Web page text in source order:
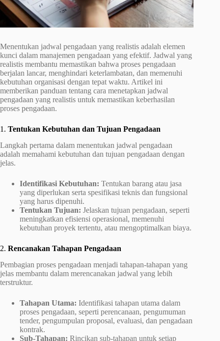
Menentukan jadwal pengadaan yang realistis adalah elemen
kunci dalam manajemen pengadaan yang efektif. Jadwal yang
realistis membantu memastikan bahwa proses pengadaan
berjalan lancar, menghindari keterlambatan, dan memenuhi
kebutuhan organisasi dengan tepat waktu. Artikel ini
memberikan panduan tentang cara menetapkan jadwal
pengadaan yang realistis untuk memastikan keberhasilan
proses pengadaan.
1. Tentukan Kebutuhan dan Tujuan Pengadaan
Langkah pertama dalam menentukan jadwal pengadaan
adalah memahami kebutuhan dan tujuan pengadaan dengan
jelas.
Identifikasi Kebutuhan: Tentukan barang atau jasa
yang diperlukan serta spesifikasi teknis dan fungsional
yang harus dipenuhi.
Tentukan Tujuan: Jelaskan tujuan pengadaan, seperti
meningkatkan efisiensi operasional, memenuhi
kebutuhan proyek tertentu, atau mengoptimalkan biaya.
2. Rencanakan Tahapan Pengadaan
Pembagian proses pengadaan menjadi tahapan-tahapan yang
jelas membantu dalam merencanakan jadwal yang lebih
terstruktur.
Tahapan Utama: Identifikasi tahapan utama dalam
proses pengadaan, seperti perencanaan, pengumuman
tender, pengumpulan proposal, evaluasi, dan pengadaan
kontrak.
Sub-Tahapan: Rincikan sub-tahapan untuk setiap